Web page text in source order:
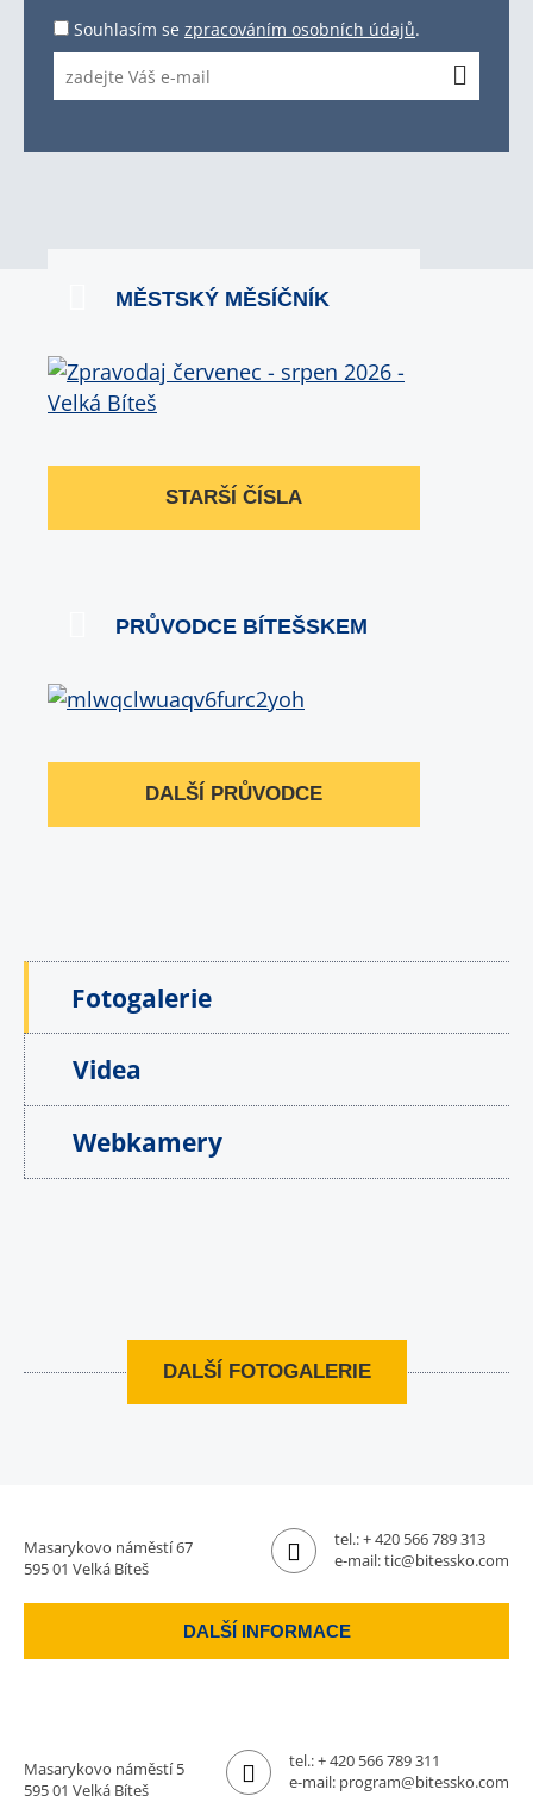
Souhlasím se zpracováním osobních údajů.
MĚSTSKÝ MĚSÍČNÍK
STARŠÍ ČÍSLA
PRŮVODCE BÍTEŠSKEM
DALŠÍ PRŮVODCE
Fotogalerie
Videa
Webkamery
DALŠÍ FOTOGALERIE
Masarykovo náměstí 67
595 01 Velká Bíteš
tel.:+ 420 566 789 313
e-mail:tic@bitessko.com
DALŠÍ INFORMACE
Masarykovo náměstí 5
595 01 Velká Bíteš
tel.:+ 420 566 789 311
e-mail: program@bitessko.com